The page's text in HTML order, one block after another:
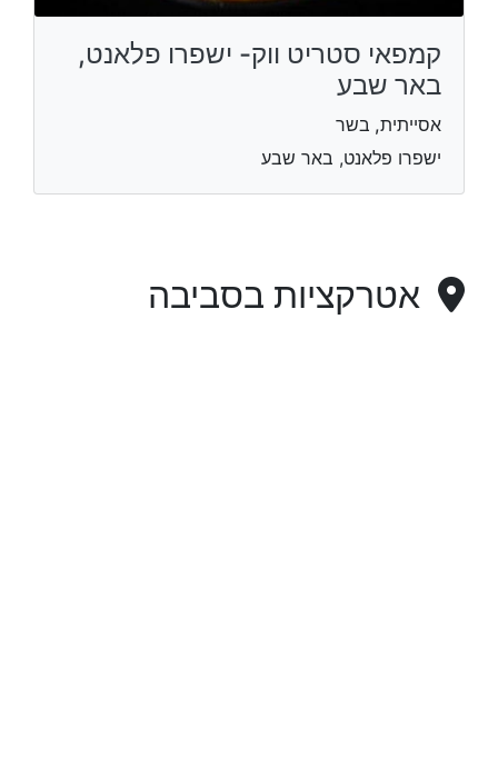
קמפאי סטריט ווק- ישפרו פלאנט,
באר שבע
אסייתית, בשר
ישפרו פלאנט, באר שבע
אטרקציות בסביבה